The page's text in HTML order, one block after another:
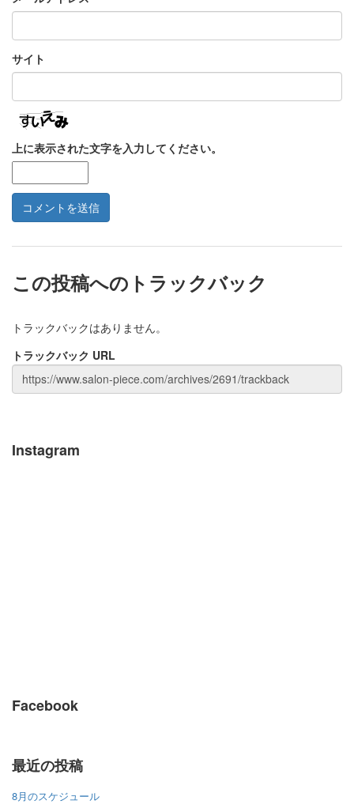
サイト
上に表示された文字を入力してください。
この投稿へのトラックバック
トラックバックはありません。
トラックバック URL
Instagram
Facebook
最近の投稿
8月のスケジュール